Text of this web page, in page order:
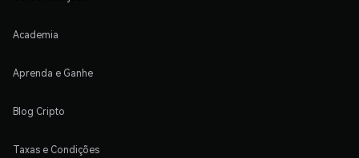
Academia
Aprenda e Ganhe
Blog Cripto
Taxas e Condições